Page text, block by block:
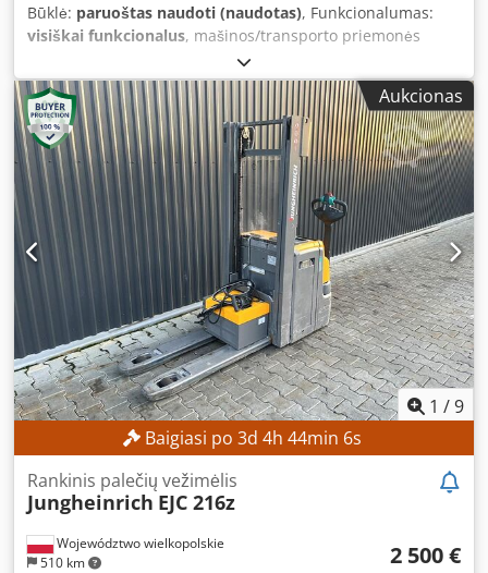
Būklė: paruoštas naudoti (naudotas), Funkcionalumas:
visiškai funkcionalus, mašinos/transporto priemonės
, Gamybos metai:
valandos:15 254 h, kėlimo aukštis:4 700 mm, laisvas
kėlimas:1 490 mm, stiebo tipas: triplex, statybinis aukštis:
2 132 mm, Nėra minimalios kainos – garantuojamas
pardavimas už didžiausią kainą! TECHNINĖS
SPECIFIKACIJOS Didžiausias iškėlimo aukštis: 1490 mm
Iškėlimo aukštis: 4700 mm Bendras aukštis: 2132 mm
APLINKOS INFORMACIJA Stiebo tipas: trigubo tipo
Dsdpfszrlxgjx Ablekr Akumuliatoriaus įtampa: 48 V
Akumuliatoriaus talpa: 625 Ah Akumuliatoriaus
pagaminimo metai: 2015 m. Hidrauliniai vožtuvai: 3-iasis/4-
asis vožtuvas ant šakių laikiklio Eksploatavimo valandos: 15
254 val. ĮRANGA Trigubo tipo stiebas su didžiausiu iškėlimo
aukščiu 3-iasis/4-asis hidraulinis vožtuvas ant šakių
laikiklio Įkroviklis Išorinė nuoroda: SL9789SP
Aukcionas
1 /9
Baigiasi po 3d 4h 44min 4s
Województwo wielkopolskie
510 km
Rankinis palečių vežimėlis
Jungheinrich EJC 216z
2 500 €